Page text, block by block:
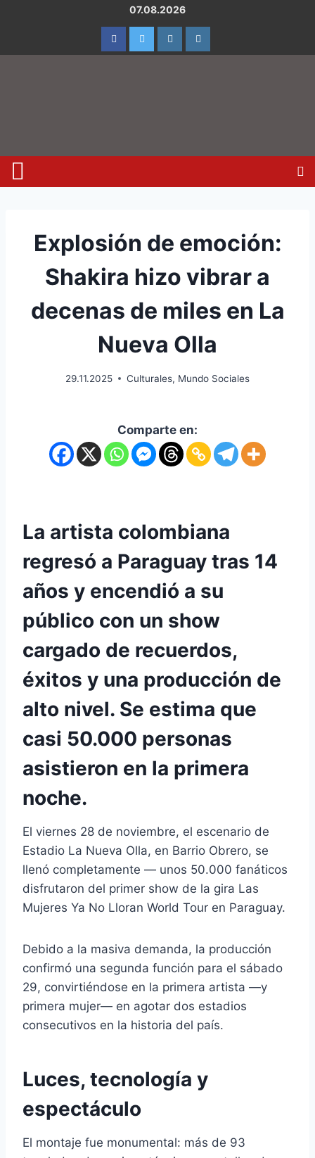
07.08.2026
Explosión de emoción:
Shakira hizo vibrar a
decenas de miles en La
Nueva Olla
29.11.2025 Culturales, Mundo Sociales
Comparte en:
La artista colombiana
regresó a Paraguay tras 14
años y encendió a su
público con un show
cargado de recuerdos,
éxitos y una producción de
alto nivel. Se estima que
casi 50.000 personas
asistieron en la primera
noche.
El viernes 28 de noviembre, el escenario de
Estadio La Nueva Olla, en Barrio Obrero, se
llenó completamente — unos 50.000 fanáticos
disfrutaron del primer show de la gira Las
Mujeres Ya No Lloran World Tour en Paraguay.
Debido a la masiva demanda, la producción
confirmó una segunda función para el sábado
29, convirtiéndose en la primera artista —y
primera mujer— en agotar dos estadios
consecutivos en la historia del país.
Luces, tecnología y
espectáculo
El montaje fue monumental: más de 93